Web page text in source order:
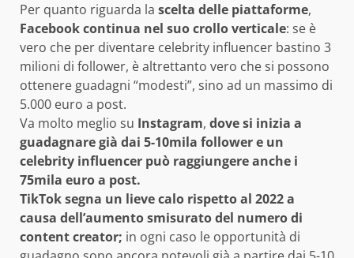
Per quanto riguarda la scelta delle piattaforme,
Facebook continua nel suo crollo verticale: se è
vero che per diventare celebrity influencer bastino 3
milioni di follower, è altrettanto vero che si possono
ottenere guadagni “modesti”, sino ad un massimo di
5.000 euro a post.
Va molto meglio su Instagram, dove si inizia a
guadagnare già dai 5-10mila follower e un
celebrity influencer può raggiungere anche i
75mila euro a post.
TikTok segna un lieve calo rispetto al 2022a
causa dell’aumento smisurato del numero di
content creator; in ogni caso le opportunità di